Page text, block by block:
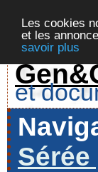
Les cookies
et les
savoir plus
et